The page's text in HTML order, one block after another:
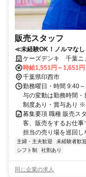
販売スタッフ
≪未経験OK！ノルマな
実の待遇で働きやすさ抜
ケーズデンキ 千葉ニ
時給1,551円～1,651円
千葉県印西市
勤務曜日・時間 9:40
与の変動は勤務時間
制度あり・賞与あり ※
募集要項 職種 販売ス
客、販売をするお仕
担当の売り場を巡回
主婦・主夫歓迎 未経験者歓迎
シフト制
社割あり
同じ企業の求人